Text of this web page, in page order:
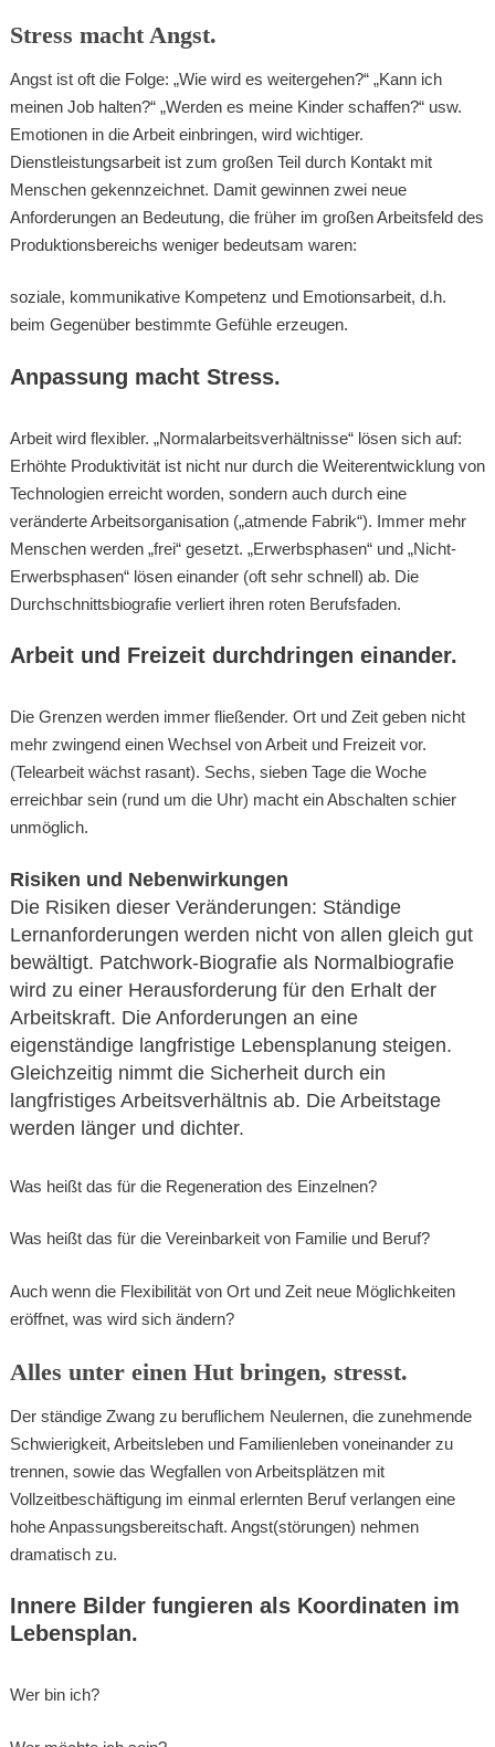
Stress macht Angst.
Angst ist oft die Folge: „Wie wird es weitergehen?“ „Kann ich
meinen Job halten?“ „Werden es meine Kinder schaffen?“ usw.
Emotionen in die Arbeit einbringen, wird wichtiger.
Dienstleistungsarbeit ist zum großen Teil durch Kontakt mit
Menschen gekennzeichnet. Damit gewinnen zwei neue
Anforderungen an Bedeutung, die früher im großen Arbeitsfeld des
Produktionsbereichs weniger bedeutsam waren:
soziale, kommunikative Kompetenz und Emotionsarbeit, d.h.
beim Gegenüber bestimmte Gefühle erzeugen.
Anpassung macht Stress.
Arbeit wird flexibler. „Normalarbeitsverhältnisse“ lösen sich auf:
Erhöhte Produktivität ist nicht nur durch die Weiterentwicklung von
Technologien erreicht worden, sondern auch durch eine
veränderte Arbeitsorganisation („atmende Fabrik“). Immer mehr
Menschen werden „frei“ gesetzt. „Erwerbsphasen“ und „Nicht-
Erwerbsphasen“ lösen einander (oft sehr schnell) ab. Die
Durchschnittsbiografie verliert ihren roten Berufsfaden.
Arbeit und Freizeit durchdringen einander.
Die Grenzen werden immer fließender. Ort und Zeit geben nicht
mehr zwingend einen Wechsel von Arbeit und Freizeit vor.
(Telearbeit wächst rasant). Sechs, sieben Tage die Woche
erreichbar sein (rund um die Uhr) macht ein Abschalten schier
unmöglich.
Risiken und Nebenwirkungen
Die Risiken dieser Veränderungen: Ständige
Lernanforderungen werden nicht von allen gleich gut
bewältigt. Patchwork-Biografie als Normalbiografie
wird zu einer Herausforderung für den Erhalt der
Arbeitskraft. Die Anforderungen an eine
eigenständige langfristige Lebensplanung steigen.
Gleichzeitig nimmt die Sicherheit durch ein
langfristiges Arbeitsverhältnis ab. Die Arbeitstage
werden länger und dichter.
Was heißt das für die Regeneration des Einzelnen?
Was heißt das für die Vereinbarkeit von Familie und Beruf?
Auch wenn die Flexibilität von Ort und Zeit neue Möglichkeiten
eröffnet, was wird sich ändern?
Alles unter einen Hut bringen, stresst.
Der ständige Zwang zu beruflichem Neulernen, die zunehmende
Schwierigkeit, Arbeitsleben und Familienleben voneinander zu
trennen, sowie das Wegfallen von Arbeitsplätzen mit
Vollzeitbeschäftigung im einmal erlernten Beruf verlangen eine
hohe Anpassungsbereitschaft. Angst(störungen) nehmen
dramatisch zu.
Innere Bilder fungieren als Koordinaten im
Lebensplan.
Wer bin ich?